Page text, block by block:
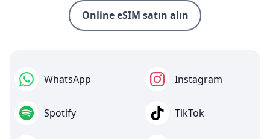
Online eSIM satın alın
WhatsApp Instagram
Spotify TikTok